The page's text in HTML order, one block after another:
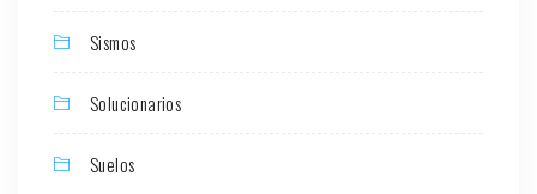
Sismos
Solucionarios
Suelos